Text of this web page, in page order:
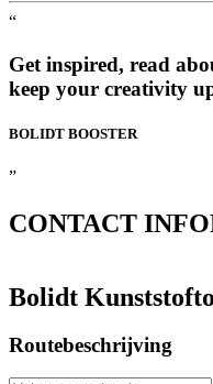
“
Get inspired, read
keep your creativity
BOLIDT BOOSTER
”
CONTACT
Bolidt
Routebeschrijving